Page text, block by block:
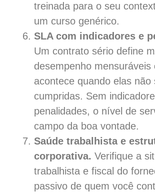
treinada para o seu
um curso genérico.
SLA com indicadores e
Um contrato sério define
desempenho mensuráveis
acontece quando elas não
cumpridas. Sem
penalidades, o nível de
campo da boa vontade.
Saúde trabalhista e
corporativa. Verifique a
trabalhista e fiscal do
passivo de quem você